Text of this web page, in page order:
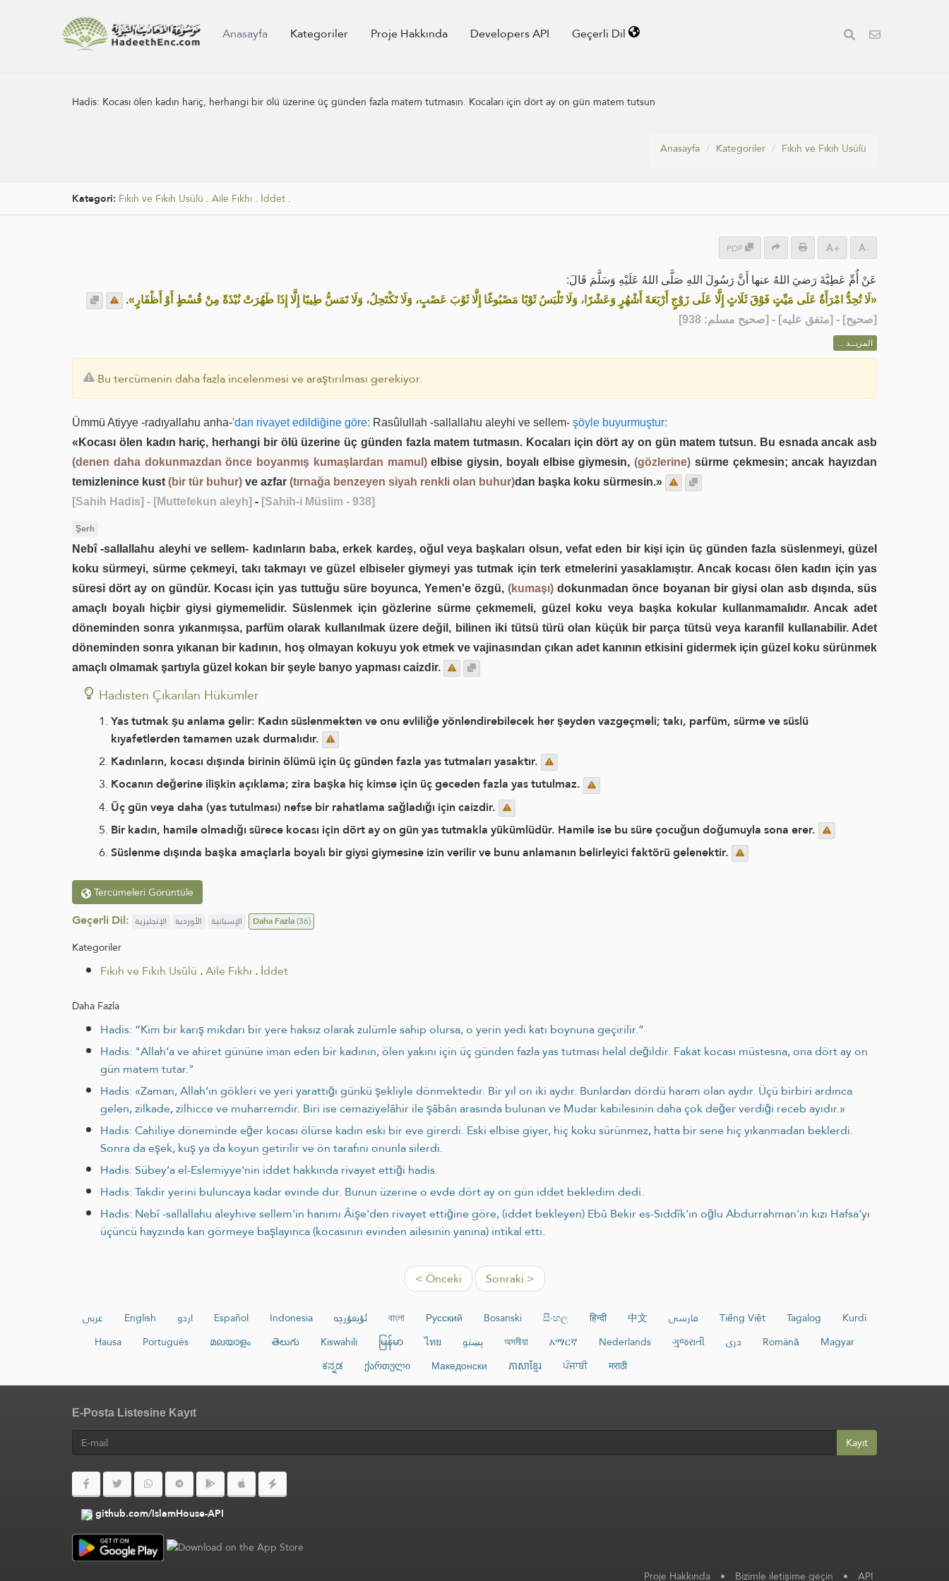
Anasayfa Kategoriler Proje Hakkında Developers API Geçerli Dil
Hadis: Kocası ölen kadın hariç, herhangi bir ölü üzerine üç günden fazla matem tutmasın. Kocaları için dört ay on gün matem tutsun
Anasayfa Kategoriler Fıkıh ve Fıkıh Usûlü
Kategori: Fıkıh ve Fıkıh Usûlü . Aile Fıkhı . İddet .
PDF + -
عَنْ أُمِّ عَطِيَّةَ رَضيَ اللهُ عنها أَنَّ رَسُولَ اللهِ صَلَّى اللهُ عَلَيْهِ وَسَلَّمَ قَالَ:
«لَا تُحِدُّ امْرَأَةٌ عَلَى مَيِّتٍ فَوْقَ ثَلَاثٍ إِلَّا عَلَى زَوْجٍ أَرْبَعَةَ أَشْهُرٍ وَعَشْرًا، وَلَا تَلْبَسُ ثَوْبًا مَصْبُوغًا إِلَّا ثَوْبَ عَصْبٍ، وَلَا تَكْتَحِلُ، وَلَا تَمَسُّ طِيبًا إِلَّا إِذَا طَهُرَتْ نُبْذَةً مِنْ قُسْطٍ أَوْ أَظْفَارٍ».
[صحيح] - [متفق عليه] - [صحيح مسلم: 938]
المزيــد ...
Bu tercümenin daha fazla incelenmesi ve araştırılması gerekiyor.
Ümmü Atiyye -radıyallahu anha-'dan rivayet edildiğine göre: Rasûlullah -sallallahu aleyhi ve sellem- şöyle buyurmuştur:
«Kocası ölen kadın hariç, herhangi bir ölü üzerine üç günden fazla matem tutmasın. Kocaları için dört ay on gün matem tutsun. Bu esnada ancak asb
(denen daha dokunmazdan önce boyanmış kumaşlardan mamul)elbise giysin, boyalı elbise giymesin, (gözlerine) sürme çekmesin; ancak hayızdan
temizlenince kust (bir tür buhur) ve azfar (tırnağa benzeyen siyah renkli olan buhur)dan başka koku sürmesin.»
[Sahih Hadis] - [Muttefekun aleyh] - [Sahih-i Müslim - 938]
Şerh
Nebî -sallallahu aleyhi ve sellem- kadınların baba, erkek kardeş, oğul veya başkaları olsun, vefat eden bir kişi için üç günden fazla süslenmeyi, güzel
koku sürmeyi, sürme çekmeyi, takı takmayı ve güzel elbiseler giymeyi yas tutmak için terk etmelerini yasaklamıştır. Ancak kocası ölen kadın için yas
süresi dört ay on gündür. Kocası için yas tuttuğu süre boyunca, Yemen'e özgü, (kumaşı)dokunmadan önce boyanan bir giysi olan asb dışında, süs
amaçlı boyalı hiçbir giysi giymemelidir. Süslenmek için gözlerine sürme çekmemeli, güzel koku veya başka kokular kullanmamalıdır. Ancak adet
döneminden sonra yıkanmışsa, parfüm olarak kullanılmak üzere değil, bilinen iki tütsü türü olan küçük bir parça tütsü veya karanfil kullanabilir. Adet
döneminden sonra yıkanan bir kadının, hoş olmayan kokuyu yok etmek ve vajinasından çıkan adet kanının etkisini gidermek için güzel koku sürünmek
amaçlı olmamak şartıyla güzel kokan bir şeyle banyo yapması caizdir.
Hadisten Çıkarılan Hükümler
Yas tutmak şu anlama gelir: Kadın süslenmekten ve onu evliliğe yönlendirebilecek her şeyden vazgeçmeli; takı, parfüm, sürme ve süslü
kıyafetlerden tamamen uzak durmalıdır.
Kadınların, kocası dışında birinin ölümü için üç günden fazla yas tutmaları yasaktır.
Kocanın değerine ilişkin açıklama; zira başka hiç kimse için üç geceden fazla yas tutulmaz.
Üç gün veya daha (yas tutulması) nefse bir rahatlama sağladığı için caizdir.
Bir kadın, hamile olmadığı sürece kocası için dört ay on gün yas tutmakla yükümlüdür. Hamile ise bu süre çocuğun doğumuyla sona erer.
Süslenme dışında başka amaçlarla boyalı bir giysi giymesine izin verilir ve bunu anlamanın belirleyici faktörü gelenektir.
Tercümeleri Görüntüle
Geçerli Dil: الإنجليزية الأوردية الإسبانية Daha Fazla(36)
Kategoriler
Fıkıh ve Fıkıh Usûlü .Aile Fıkhı .İddet
Daha Fazla
Hadis: “Kim bir karış mikdarı bir yere haksız olarak zulümle sahip olursa, o yerin yedi katı boynuna geçirilir.”
Hadis: "Allah’a ve ahiret gününe iman eden bir kadının, ölen yakını için üç günden fazla yas tutması helal değildir. Fakat kocası müstesna, ona dört ay on
gün matem tutar."
Hadis: «Zaman, Allah’ın gökleri ve yeri yarattığı günkü şekliyle dönmektedir. Bir yıl on iki aydır. Bunlardan dördü haram olan aydır. Üçü birbiri ardınca
gelen, zilkade, zilhicce ve muharremdir. Biri ise cemaziyelâhir ile şâbân arasında bulunan ve Mudar kabilesinin daha çok değer verdiği receb ayıdır.»
Hadis: Cahiliye döneminde eğer kocası ölürse kadın eski bir eve girerdi. Eski elbise giyer, hiç koku sürünmez, hatta bir sene hiç yıkanmadan beklerdi.
Sonra da eşek, kuş ya da koyun getirilir ve ön tarafını onunla silerdi.
Hadis: Sübey’a el-Eslemiyye'nin iddet hakkında rivayet ettiği hadis.
Hadis: Takdir yerini buluncaya kadar evinde dur. Bunun üzerine o evde dört ay on gün iddet bekledim dedi.
Hadis: Nebî -sallallahu aleyhive sellem'in hanımı Âişe'den rivayet ettiğine göre, (iddet bekleyen) Ebû Bekir es-Sıddîk'ın oğlu Abdurrahman'ın kızı Hafsa'yı
üçüncü hayzında kan görmeye başlayınca (kocasının evinden ailesinin yanına) intikal etti.
< Önceki Sonraki >
عربي English اردو Español Indonesia ئۇيغۇرچە বাংলা Русский Bosanski සිංහල हिन्दी 中文 فارسی Tiếng Việt Tagalog
Kurdî
Hausa
Português മലയാളം తెలుగు Kiswahili မြန်မာ ไทย پښتو অসমীয়া አማርኛ Nederlands ગુજરાતી دری Română
Magyar
ಕನ್ನಡ
ქართული Македонски ភាសាខ្មែរ ਪੰਜਾਬੀ मराठी
E-Posta Listesine Kayıt
Kayıt
github.com/IslamHouse-API
Proje Hakkında • Bizimle iletişime geçin • API